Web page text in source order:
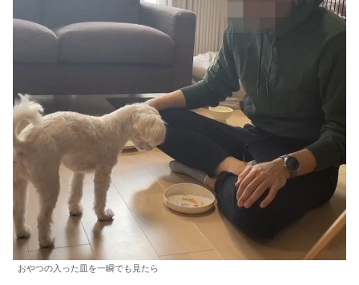
おやつの入った皿を一瞬でも見たら